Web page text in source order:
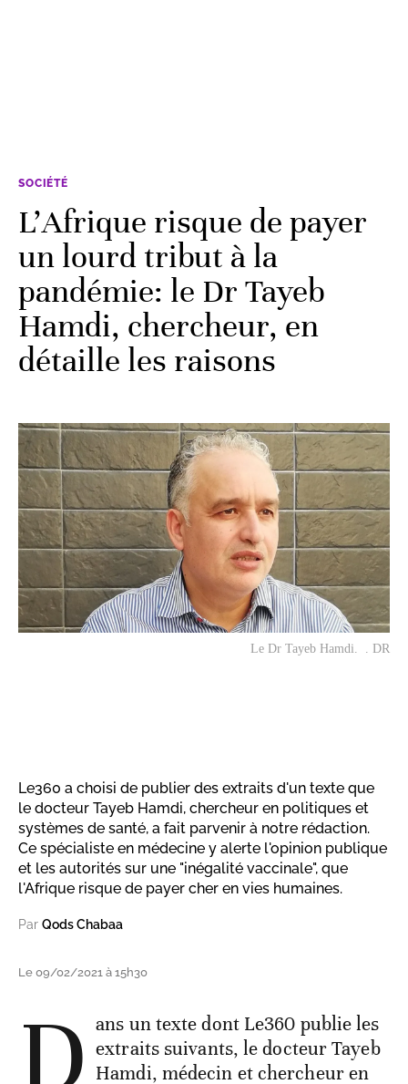
SOCIÉTÉ
L'Afrique risque de payer
un lourd tribut à la
pandémie: le Dr Tayeb
Hamdi, chercheur, en
détaille les raisons
Le Dr Tayeb Hamdi. . DR
Le360 a choisi de publier des extraits d'un texte que
le docteur Tayeb Hamdi, chercheur en politiques et
systèmes de santé, a fait parvenir à notre rédaction.
Ce spécialiste en médecine y alerte l'opinion publique
et les autorités sur une "inégalité vaccinale", que
l'Afrique risque de payer cher en vies humaines.
Par Qods Chabaa
Le 09/02/2021 à 15h30
D ans un texte dont Le360 publie les
extraits suivants, le docteur Tayeb
Hamdi, médecin et chercheur en